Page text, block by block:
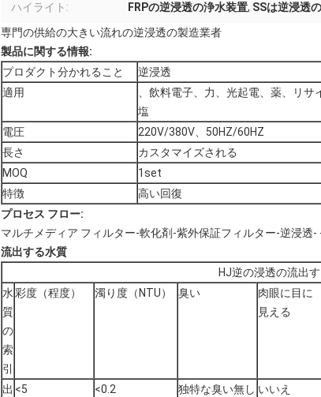
ハイライト: FRPの逆浸透の浄水装置, SSは逆浸透
専門の供給の大きい流れの逆浸透の製造業者
製品に関する情報:
プロダクト分かれること
逆浸透
適用
、飲料電子、力、光起電、薬、リ
塩
電圧
220V/380V、50HZ/60HZ
長さ
カスタマイズされる
MOQ
1set
特徴
高い回復
プロセス フロー:
マルチメディア フィルター-軟化剤-紫外保証フィルター-逆浸透-
流出する水質
HJ逆の浸透の流出
水
質
の
索
引
彩度（程度） 濁り度（NTU） 臭い
肉眼に目に
見える
出 <5 <0.2 独特な臭い無し いいえ